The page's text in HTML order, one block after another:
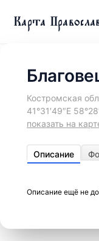
Карта
Костромская
41°31′49″E
показать на
Описание
Описание ещё не